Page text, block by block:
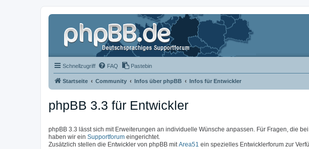
Schnellzugriff FAQ Pastebin
Startseite Community Infos über phpBB Infos für Entwickler
phpBB 3.3 für Entwickler
phpBB 3.3 lässt sich mit Erweiterungen an individuelle Wünsche anpassen. Für Fragen, die
haben wir ein Supportforum eingerichtet.
Zusätzlich stellen die Entwickler von phpBB mitArea51 ein spezielles Entwicklerforum zur